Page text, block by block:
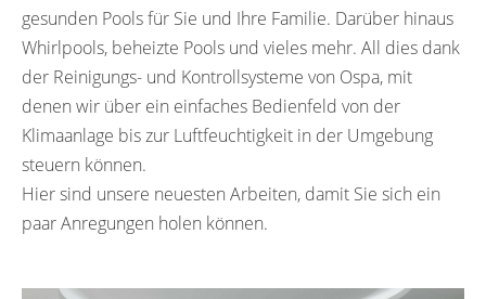
gesunden Pools für Sie und Ihre Familie. Darüber hinaus
Whirlpools, beheizte Pools und vieles mehr. All dies dank
der Reinigungs- und Kontrollsysteme von Ospa, mit
denen wir über ein einfaches Bedienfeld von der
Klimaanlage bis zur Luftfeuchtigkeit in der Umgebung
steuern können.
Hier sind unsere neuesten Arbeiten, damit Sie sich ein
paar Anregungen holen können.